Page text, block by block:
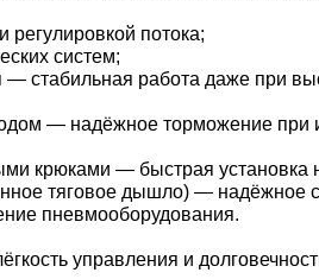
потока;
систем;
работа даже при
— надёжное торможение при
крюками — быстрая установка
тяговое дышло) — надёжное
пневмооборудования.
управления и